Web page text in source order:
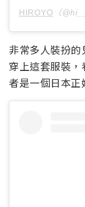
HIROYO （
非常多人裝扮
穿上這套服裝
者是一個日本正